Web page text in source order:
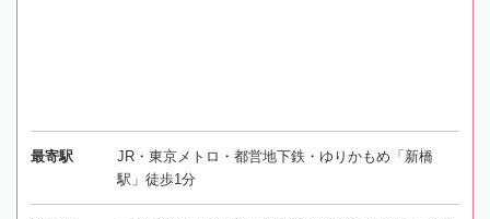
最寄駅
JR・東京メトロ・都営地下鉄・ゆりかもめ「新橋
駅」徒歩1分